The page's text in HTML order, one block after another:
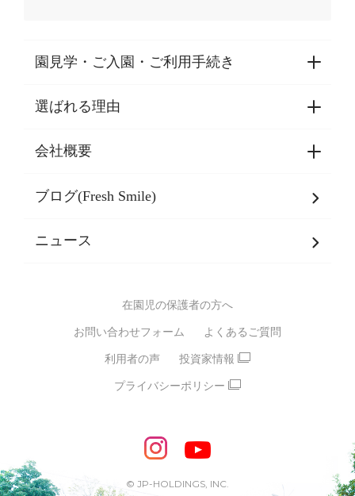
園見学・ご入園・ご利用手続き
園見学・ご入園・ご利用手続き
東京都認証保育所空き状況
選ばれる理由
選ばれる理由一覧
乳児期・幼児期・
バイリンガル保育園
スポーツ保育園
モンテッソーリ式保育園
STEAMS保育・学童
えいご
めざせ！バイリンガル！
めざせ！アスリート教室
会社概要
会社概要
SDGsについて
ブログ(Fresh Smile)
ニュース
在園児の保護者の方へ
お問い合わせフォーム よくあるご質問
利用者の声 投資家情報
プライバシーポリシー
© JP-HOLDINGS, INC.